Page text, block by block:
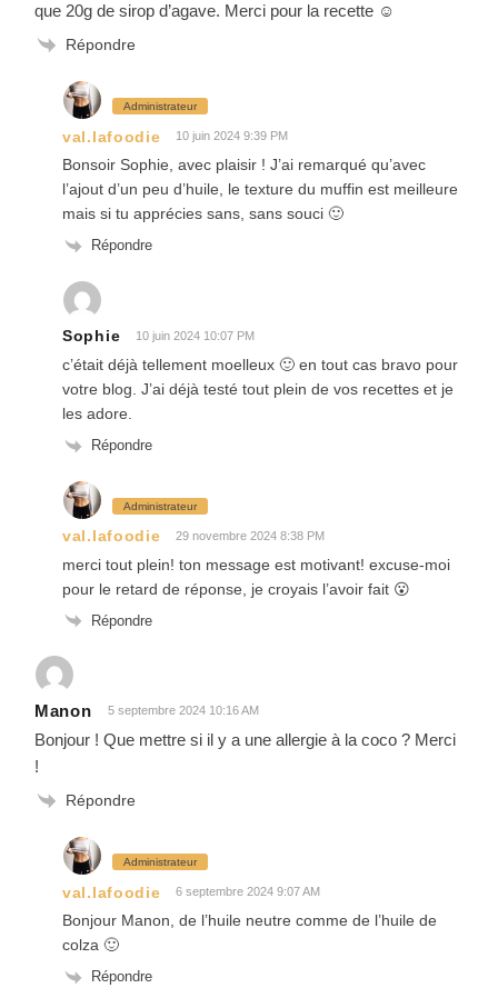
que 20g de sirop d’agave. Merci pour la recette ☺️
Répondre
Administrateur
val.lafoodie 10 juin 2024 9:39 PM
Bonsoir Sophie, avec plaisir ! J’ai remarqué qu’avec
l’ajout d’un peu d’huile, le texture du muffin est meilleure
mais si tu apprécies sans, sans souci 🙂
Répondre
Sophie 10 juin 2024 10:07 PM
c’était déjà tellement moelleux 🙂 en tout cas bravo pour
votre blog. J’ai déjà testé tout plein de vos recettes et je
les adore.
Répondre
Administrateur
val.lafoodie 29 novembre 2024 8:38 PM
merci tout plein! ton message est motivant! excuse-moi
pour le retard de réponse, je croyais l’avoir fait 😮
Répondre
Manon 5 septembre 2024 10:16 AM
Bonjour ! Que mettre si il y a une allergie à la coco ? Merci
!
Répondre
Administrateur
val.lafoodie 6 septembre 2024 9:07 AM
Bonjour Manon, de l’huile neutre comme de l’huile de
colza 🙂
Répondre